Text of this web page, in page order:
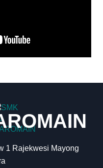
1 Rajekwesi Mayong